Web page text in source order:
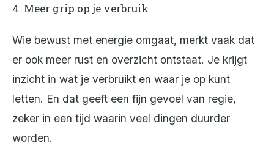
4. Meer grip op je verbruik
Wie bewust met energie omgaat, merkt vaak dat
er ook meer rust en overzicht ontstaat. Je krijgt
inzicht in wat je verbruikt en waar je op kunt
letten. En dat geeft een fijn gevoel van regie,
zeker in een tijd waarin veel dingen duurder
worden.